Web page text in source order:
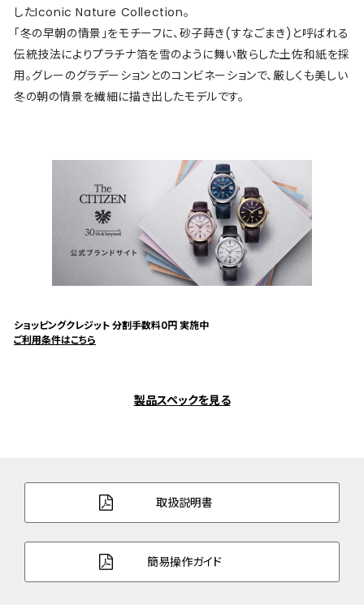
したIconic Nature Collection。
「冬の早朝の情景」をモチーフに、砂子蒔き(すなごまき)と呼ばれる
伝統技法によりプラチナ箔を雪のように舞い散らした土佐和紙を採
用。グレーのグラデーションとのコンビネーションで、厳しくも美しい
冬の朝の情景を繊細に描き出したモデルです。
ショッピングクレジット 分割手数料0円 実施中
ご利用条件はこちら
製品スペックを見る
取扱説明書
簡易操作ガイド